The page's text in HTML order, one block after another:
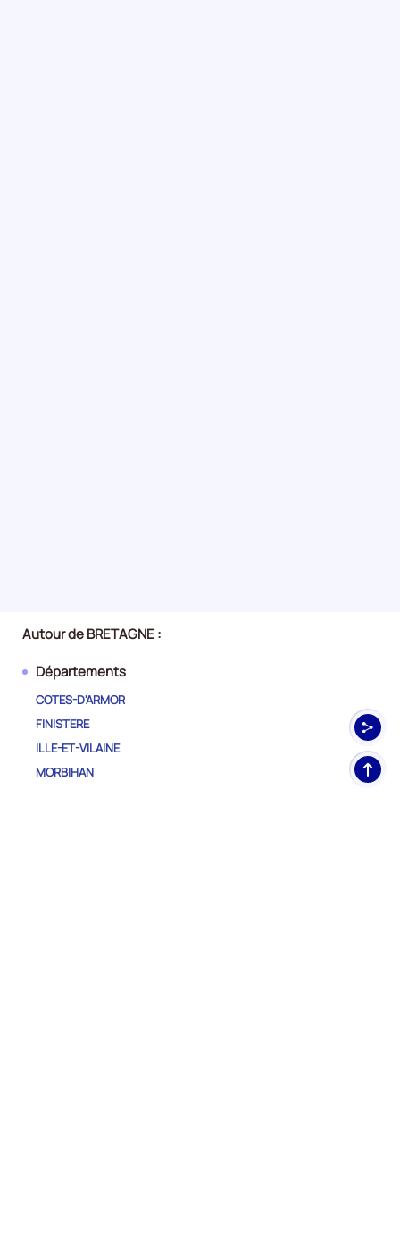
Autour de BRETAGNE :
Départements
COTES-D'ARMOR
FINISTERE
ILLE-ET-VILAINE
MORBIHAN
Haut
de